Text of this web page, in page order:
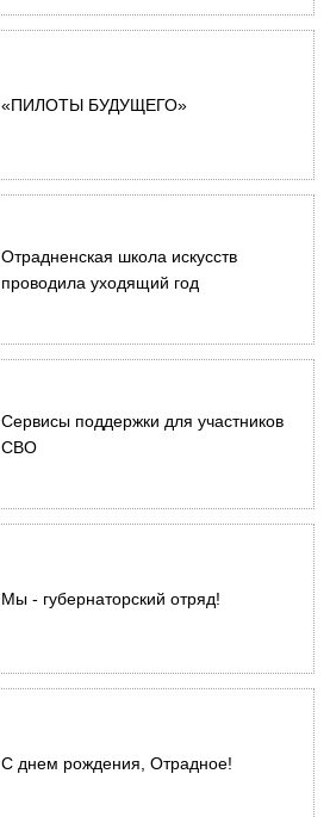
«ПИЛОТЫ БУДУЩЕГО»
Отрадненская школа искусств
проводила уходящий год
Сервисы поддержки для участников
СВО
Мы - губернаторский отряд!
С днем рождения, Отрадное!